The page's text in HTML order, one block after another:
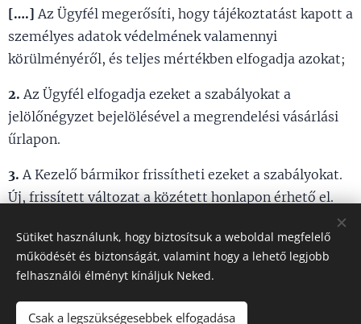
[….] Az Ügyfél megerősíti, hogy tájékoztatást kapott a
személyes adatok védelmének valamennyi
körülményéről, és teljes mértékben elfogadja azokat;
2.Az Ügyfél elfogadja ezeket a szabályokat a
jelölőnégyzet bejelölésével a megrendelési vásárlási
űrlapon.
3.A Kezelő bármikor frissítheti ezeket a szabályokat.
Új, frissített változat a közétett honlapon érhető el.
Ezek a szabályok hatályba lépnek [Dátum]
Sütiket használunk, hogy biztosítsuk a weboldal megfelelő
működését és biztonságát, valamint hogy a lehető legjobb
felhasználói élményt kínáljuk Neked.
Csak a legszükségesebbek elfogadása